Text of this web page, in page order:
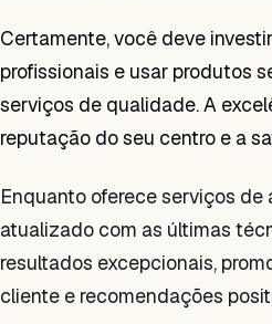
Certamente, você deve
profissionais e usar produtos
serviços de qualidade. A
reputação do seu centro e a
Enquanto oferece serviços
atualizado com as últimas
resultados excepcionais,
cliente e recomendações